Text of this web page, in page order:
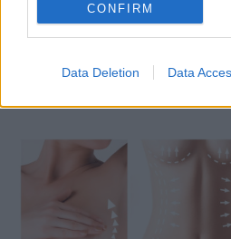
CONFIRM
Data Deletion Data
ΥΓΕΊΑ 18/05/2026 - 15:00
μπορεί να βοηθήσουν στην